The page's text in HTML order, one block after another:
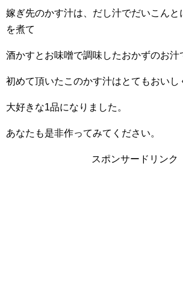
嫁ぎ先のかす汁は、だし汁でだいこんと
を煮て
酒かすとお味噌で調味したおかずのお汁
初めて頂いたこのかす汁はとてもおいし
大好きな1品になりました。
あなたも是非作ってみてください。
スポンサードリンク